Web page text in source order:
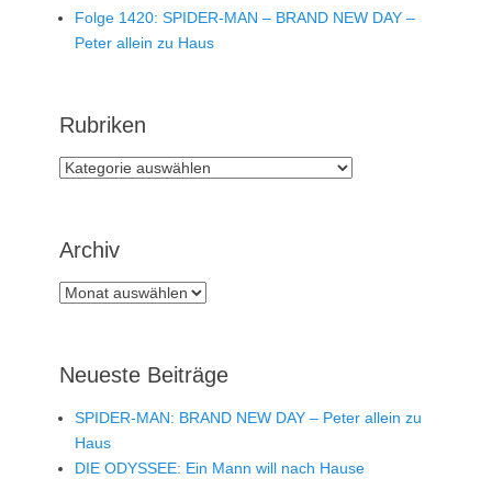
Folge 1420: SPIDER-MAN – BRAND NEW DAY –
Peter allein zu Haus
Rubriken
Rubriken
Archiv
Archiv
Neueste Beiträge
SPIDER-MAN: BRAND NEW DAY – Peter allein zu
Haus
DIE ODYSSEE: Ein Mann will nach Hause